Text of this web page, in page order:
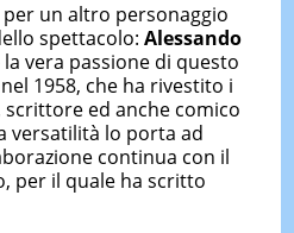
un altro personaggio
spettacolo: Alessando
vera passione di questo
1958, che ha rivestito i
ed anche comico
versatilità lo porta ad
continua con il
per il quale ha scritto